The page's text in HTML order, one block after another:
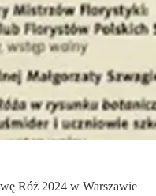
Róż 2024 w Warszawie